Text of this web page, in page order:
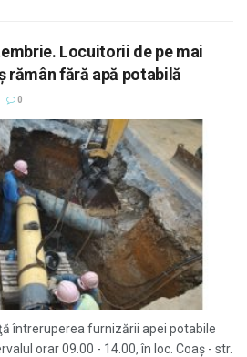
Locuitorii de pe mai
rămân fără apă potabilă
0
întreruperea furnizării apei potabile
orar 09.00 - 14.00, în loc. Coaș - str.